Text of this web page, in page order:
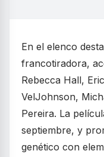
En el elenco
francotiradora,
Rebecca Hall,
VelJohnson,
Pereira. La
septiembre, y
genético con